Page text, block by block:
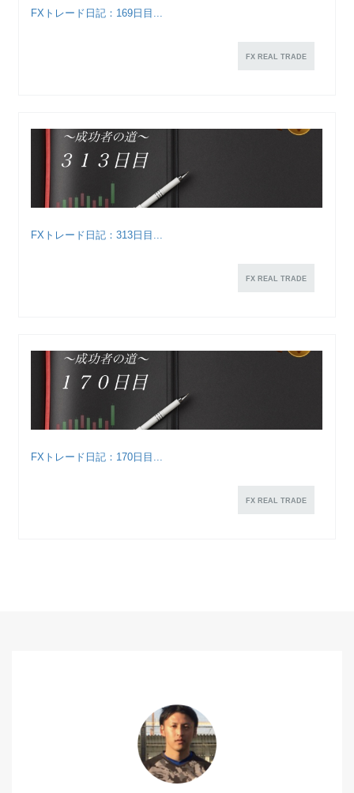
FXトレード日記：169日目...
FX REAL TRADE
FXトレード日記：313日目...
FX REAL TRADE
FXトレード日記：170日目...
FX REAL TRADE